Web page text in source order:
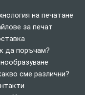
на печатане
за печат
да поръчам?
сме различни?